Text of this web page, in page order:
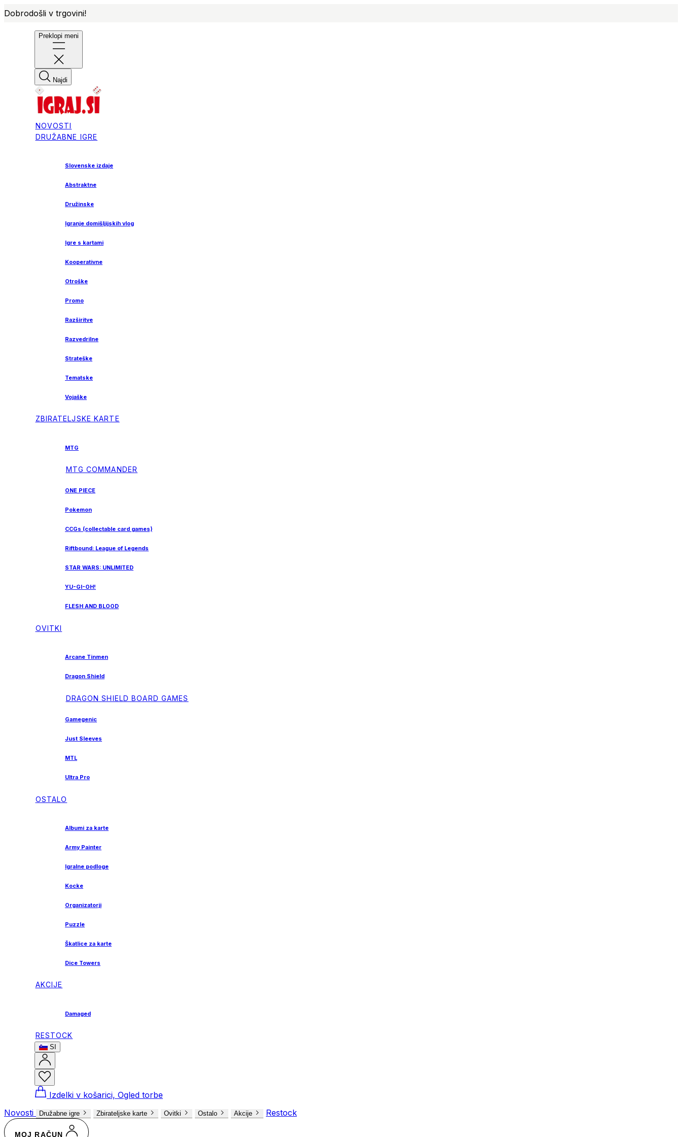
Dobrodošli v trgovini!
Preklopi meni
Najdi
NOVOSTI
DRUŽABNE IGRE
Slovenske izdaje
Abstraktne
Družinske
Igranje domišljijskih vlog
Igre s kartami
Kooperativne
Otroške
Promo
Razširitve
Razvedrilne
Strateške
Tematske
Vojaške
ZBIRATELJSKE KARTE
MTG
MTG COMMANDER
ONE PIECE
Pokemon
CCGs (collectable card games)
Riftbound: League of Legends
STAR WARS: UNLIMITED
YU-GI-OH!
FLESH AND BLOOD
OVITKI
Arcane Tinmen
Dragon Shield
DRAGON SHIELD BOARD GAMES
Gamegenic
Just Sleeves
MTL
Ultra Pro
OSTALO
Albumi za karte
Army Painter
Igralne podloge
Kocke
Organizatorji
Puzzle
Škatlice za karte
Dice Towers
AKCIJE
Damaged
RESTOCK
SI
Izdelki v košarici, Ogled torbe
Novosti
Družabne igre Zbirateljske karte Ovitki Ostalo Akcije Restock
MOJ RAČUN